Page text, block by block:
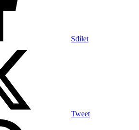
Sdílet
Tweet